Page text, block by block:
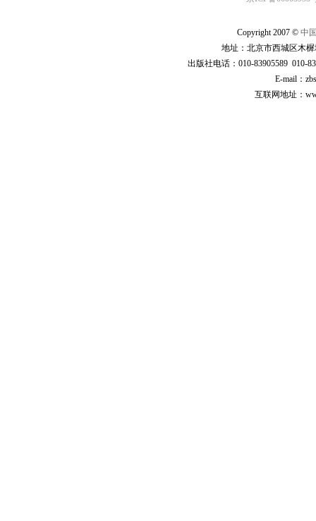
Copyright 2007 © 中
地址：北京市西城区木
出版社电话：010-83905589 010-
E-mail：
互联网地址：